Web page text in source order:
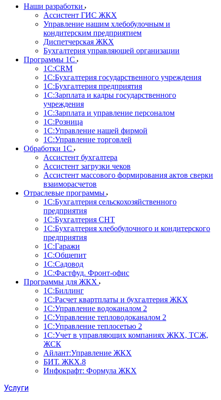
Наши разработки
Ассистент ГИС ЖКХ
Управление нашим хлебобулочным и
кондитерским предприятием
Диспетчерская ЖКХ
Бухгалтерия управляющей организации
Программы 1С
1С:CRM
1С:Бухгалтерия государственного учреждения
1С:Бухгалтерия предприятия
1С:Зарплата и кадры государственного
учреждения
1С:Зарплата и управление персоналом
1С:Розница
1С:Управление нашей фирмой
1С:Управление торговлей
Обработки 1С
Ассистент бухгалтера
Ассистент загрузки чеков
Ассистент массового формирования актов сверки
взаиморасчетов
Отраслевые программы
1С:Бухгалтерия сельскохозяйственного
предприятия
1С:Бухгалтерия СНТ
1С:Бухгалтерия хлебобулочного и кондитерского
предприятия
1С:Гаражи
1С:Общепит
1С:Садовод
1С:Фастфуд. Фронт-офис
Программы для ЖКХ
1С:Биллинг
1С:Расчет квартплаты и бухгалтерия ЖКХ
1С:Управление водоканалом 2
1С:Управление тепловодоканалом 2
1С:Управление теплосетью 2
1С:Учет в управляющих компаниях ЖКХ, ТСЖ,
ЖСК
Айлант:Управление ЖКХ
БИТ. ЖКХ.8
Инфокрафт: Формула ЖКХ
Услуги